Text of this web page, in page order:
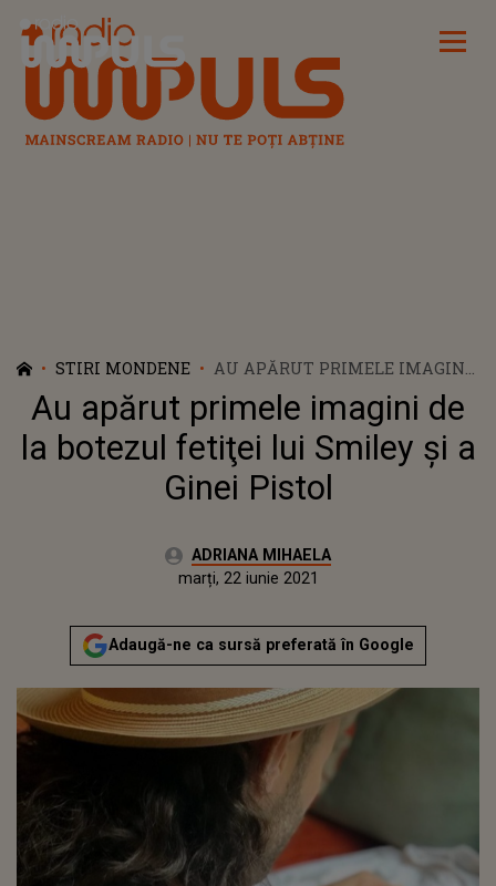
Radio Impuls
STIRI MONDENE
AU APĂRUT PRIMELE IMAGINI
DE LA BOTEZUL FETIŢEI LUI
SMILEY ŞI A GINEI PISTOL
Au apărut primele imagini de
la botezul fetiţei lui Smiley şi a
Ginei Pistol
Autor:ADRIANA MIHAELA
Publicat:
marți, 22 iunie 2021
Adaugă-ne ca sursă preferată în Google